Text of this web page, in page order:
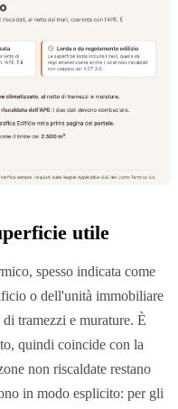
utile
spesso indicata come
o dell'unità immobiliare
tramezzi e murature. È
quindi coincide con la
non riscaldate restano
in modo esplicito: per gli